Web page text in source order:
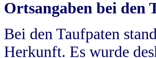
Ortsangaben bei den
Bei den Taufpaten
Herkunft. Es wurde